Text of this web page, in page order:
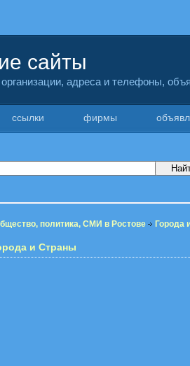
сайты
адреса и телефоны,
ссылки фирмы
политика, СМИ в Ростове Города
и Страны